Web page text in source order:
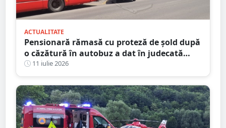
ACTUALITATE
Pensionară rămasă cu proteză de șold după
o căzătură în autobuz a dat în judecată
Transurban
11 iulie 2026